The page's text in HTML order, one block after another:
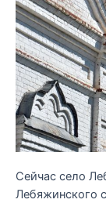
Сейчас село
Лебяжинского